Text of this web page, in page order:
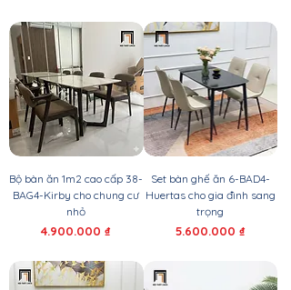
Bộ bàn ăn 1m2 cao cấp 38-
BAG4-Kirby cho chung cư
nhỏ
Giá
4.900.000 ₫
Set bàn ghế ăn 6-BAD4-
Huertas cho gia đình sang
trọng
Giá
5.600.000 ₫